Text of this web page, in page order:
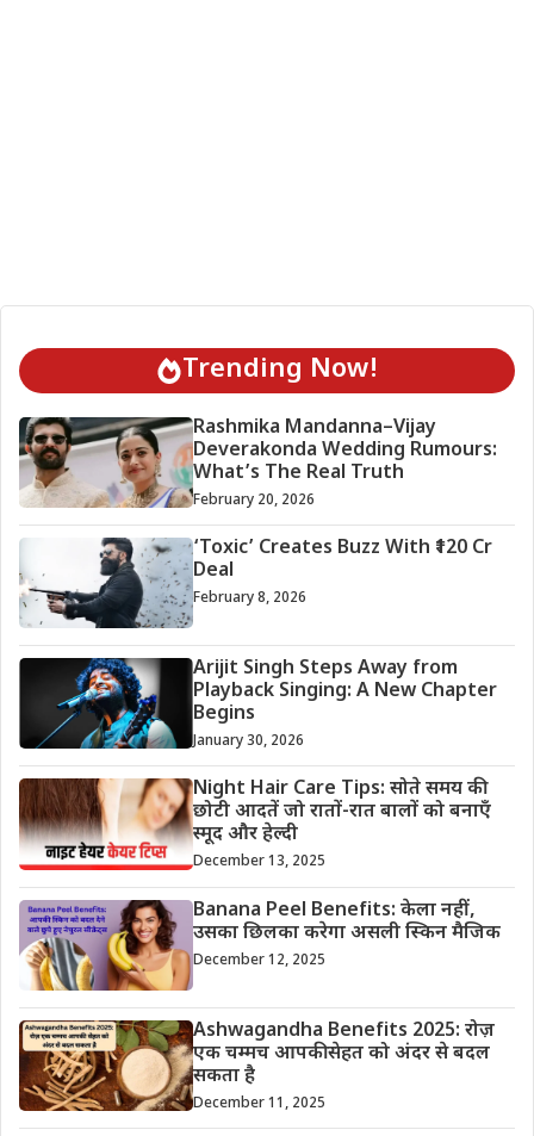
Trending Now!
Rashmika Mandanna–Vijay
Deverakonda Wedding Rumours:
What’s The Real Truth
February 20, 2026
‘Toxic’ Creates Buzz With ₹120 Cr
Deal
February 8, 2026
Arijit Singh Steps Away from
Playback Singing: A New Chapter
Begins
January 30, 2026
Night Hair Care Tips: सोते समय की
छोटी आदतें जो रातों-रात बालों को बनाएँ
स्मूद और हेल्दी
December 13, 2025
Banana Peel Benefits: केला नहीं,
उसका छिलका करेगा असली स्किन मैजिक
December 12, 2025
Ashwagandha Benefits 2025: रोज़
एक चम्मच आपकी सेहत को अंदर से बदल
सकता है
December 11, 2025